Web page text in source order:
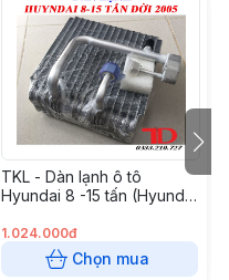
TKL - Dàn lạnh ô tô
Hyundai 8 -15 tấn (Hyundai
1.024.000đ
Chọn mua